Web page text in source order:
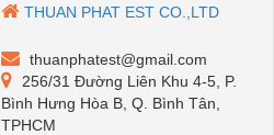
THUAN PHAT EST CO.,LTD
thuanphatest@gmail.com
256/31 Đường Liên Khu 4-5, P.
Bình Hưng Hòa B, Q. Bình Tân,
TPHCM